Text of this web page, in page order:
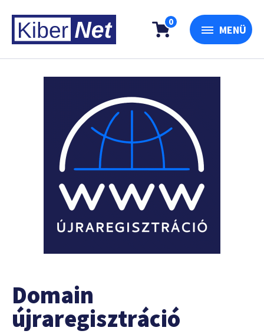
0
MENÜ
Domain
újraregisztráció